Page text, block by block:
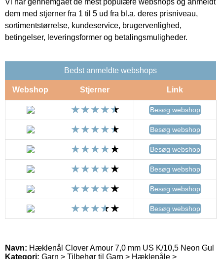
dem med stjerner fra 1 til 5 ud fra bl.a. deres prisniveau,
sortimentstørrelse, kundeservice, brugervenlighed,
betingelser, leveringsformer og betalingsmuligheder.
Bedst anmeldte webshops
Webshop Stjerner Link
Besøg webshop
Besøg webshop
Besøg webshop
Besøg webshop
Besøg webshop
Besøg webshop
Navn: Hæklenål Clover Amour 7,0 mm US K/10,5 Neon Gul
Kategori: Garn > Tilbehør til Garn > Hæklenåle >